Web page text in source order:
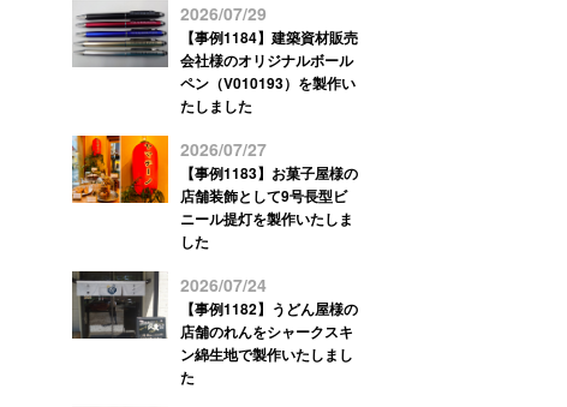
2026/07/29
【事例1184】建築資材販売
会社様のオリジナルボール
ペン（V010193）を製作い
たしました
2026/07/27
【事例1183】お菓子屋様の
店舗装飾として9号長型ビ
ニール提灯を製作いたしま
した
2026/07/24
【事例1182】うどん屋様の
店舗のれんをシャークスキ
ン綿生地で製作いたしまし
た